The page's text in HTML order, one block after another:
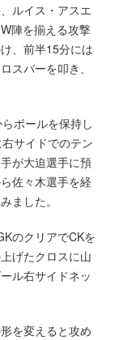
ルイス・アスエ
陣を揃える攻撃
、前半15分には
スバーを叩き、
ボールを保持し
サイドでのテン
が大迫選手に預
佐々木選手を経
ました。
のクリアでCKを
げたクロスに山
ル右サイドネッ
を変えると攻め